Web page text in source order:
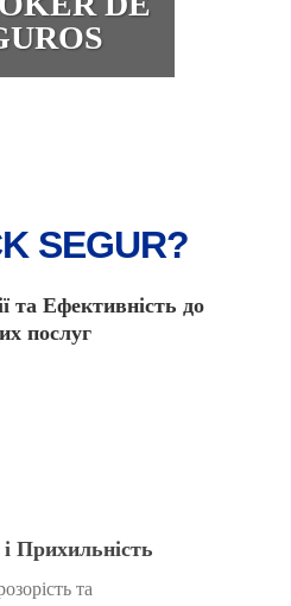
SEGUR?
та Ефективність до
послуг
Прихильність
та